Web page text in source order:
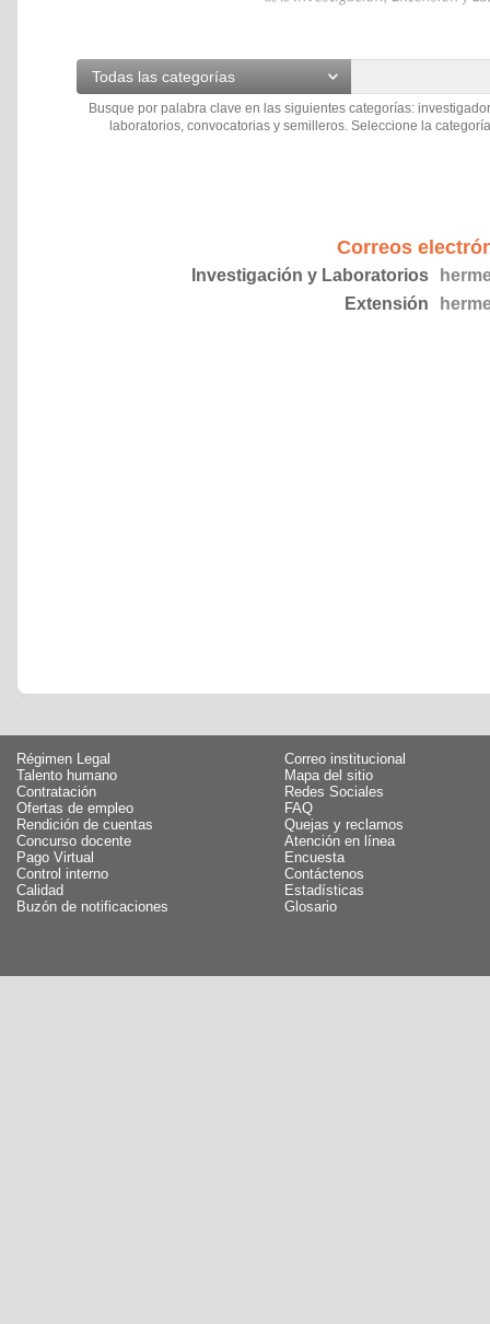
Todas las categorías
Busque por palabra clave en las siguientes categorías:
laboratorios, convocatorias y semilleros. Seleccione la
Correos
Investigación y Laboratorios
Extensión
Régimen Legal
Talento humano
Contratación
Ofertas de empleo
Rendición de cuentas
Concurso docente
Pago Virtual
Control interno
Calidad
Buzón de notificaciones
Correo institucional
Mapa del sitio
Redes Sociales
FAQ
Quejas y reclamos
Atención en línea
Encuesta
Contáctenos
Estadísticas
Glosario